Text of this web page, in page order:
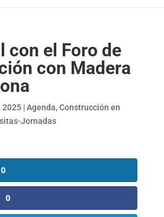
con el Foro de
con Madera
2025|Agenda,Construcción en
Jornadas
0
0